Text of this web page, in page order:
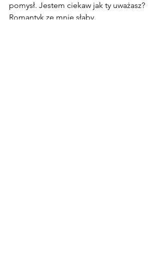
pomysł. Jestem ciekaw jak ty uważasz?
Romantyk ze mnie słaby.